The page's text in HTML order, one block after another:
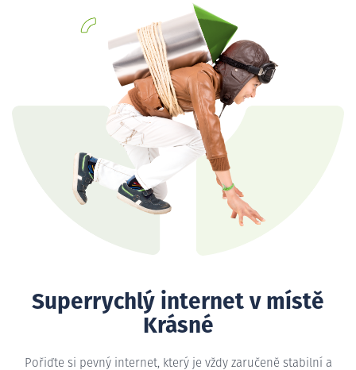
Superrychlý internet v místě
Krásné
Pořiďte si pevný internet, který je vždy zaručeně stabilní a